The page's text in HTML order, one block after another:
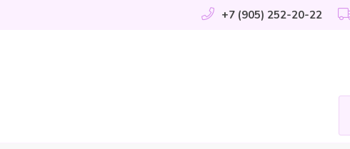
+7 (905) 252-20-22